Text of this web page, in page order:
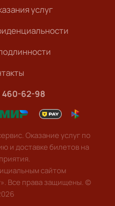
услуг
460-62-98
Оказание услуг по
и доставке билетов на
сайтом
Все права защищены.©